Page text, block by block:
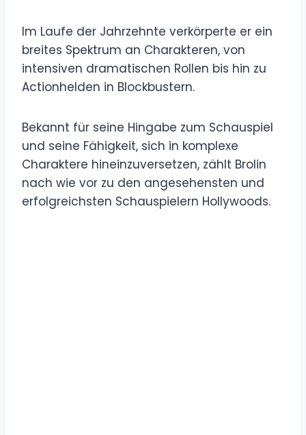
Im Laufe der Jahrzehnte verkörperte er ein
breites Spektrum an Charakteren, von
intensiven dramatischen Rollen bis hin zu
Actionhelden in Blockbustern.
Bekannt für seine Hingabe zum Schauspiel
und seine Fähigkeit, sich in komplexe
Charaktere hineinzuversetzen, zählt Brolin
nach wie vor zu den angesehensten und
erfolgreichsten Schauspielern Hollywoods.